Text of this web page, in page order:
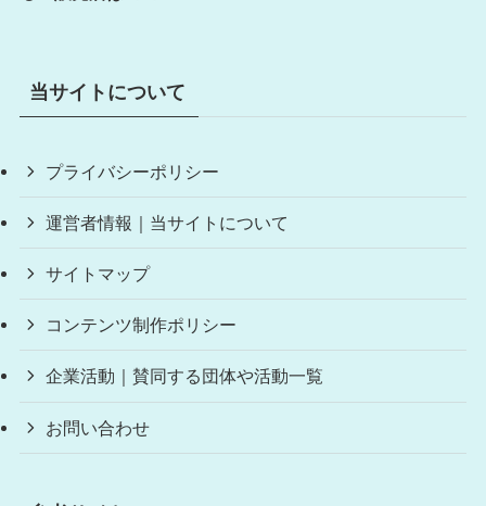
当サイトについて
プライバシーポリシー
運営者情報｜当サイトについて
サイトマップ
コンテンツ制作ポリシー
企業活動｜賛同する団体や活動一覧
お問い合わせ